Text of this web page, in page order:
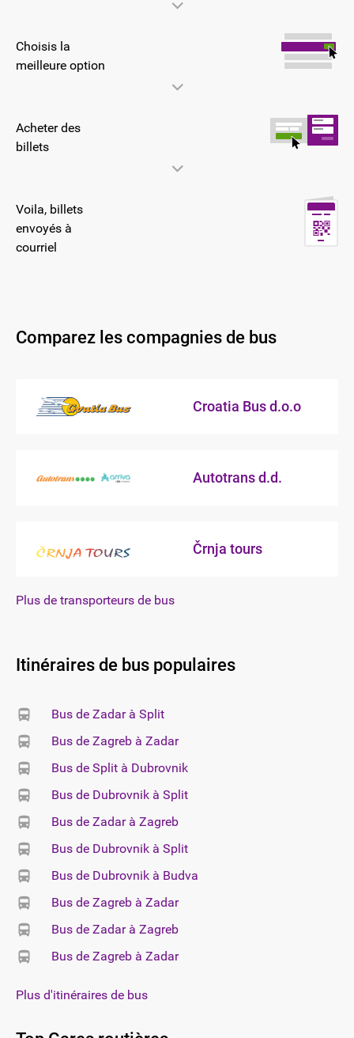
Choisis la
meilleure option
Acheter des
billets
Voila, billets
envoyés à
courriel
Comparez les compagnies de bus
Croatia Bus d.o.o
Autotrans d.d.
Črnja tours
Plus de transporteurs de bus
Itinéraires de bus populaires
Bus de Zadar à Split
Bus de Zagreb à Zadar
Bus de Split à Dubrovnik
Bus de Dubrovnik à Split
Bus de Zadar à Zagreb
Bus de Dubrovnik à Split
Bus de Dubrovnik à Budva
Bus de Zagreb à Zadar
Bus de Zadar à Zagreb
Bus de Zagreb à Zadar
Plus d'itinéraires de bus